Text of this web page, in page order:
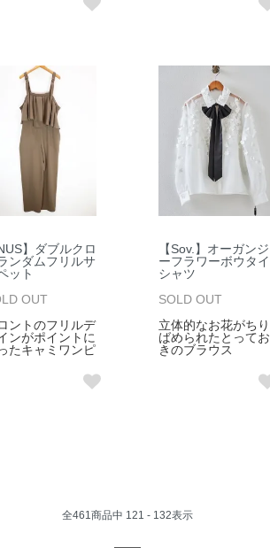
】ダブルクロ
ンダムフリルサ
ット
OUT
ントのフリルデ
ンがポイントに
たキャミワンピ
【Sov.】オーガンジ
ーフラワーボウタイ
シャツ
SOLD OUT
立体的なお花がちり
ばめられたとってお
きのブラウス
全461商品中 121 - 132表示